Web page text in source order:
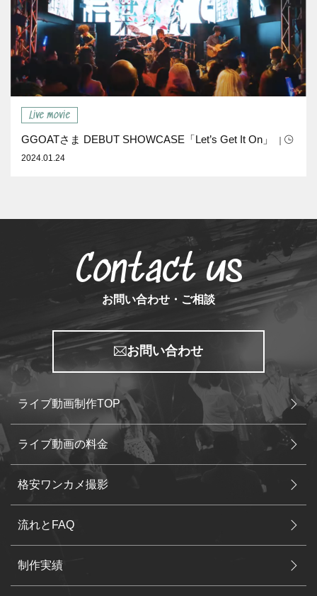
Live movie
GGOATさま DEBUT SHOWCASE「Let’s Get It On」
｜
2024.01.24
Contact us
お問い合わせ・ご相談
お問い合わせ
ライブ動画制作TOP
ライブ動画の料金
格安ワンカメ撮影
流れとFAQ
制作実績